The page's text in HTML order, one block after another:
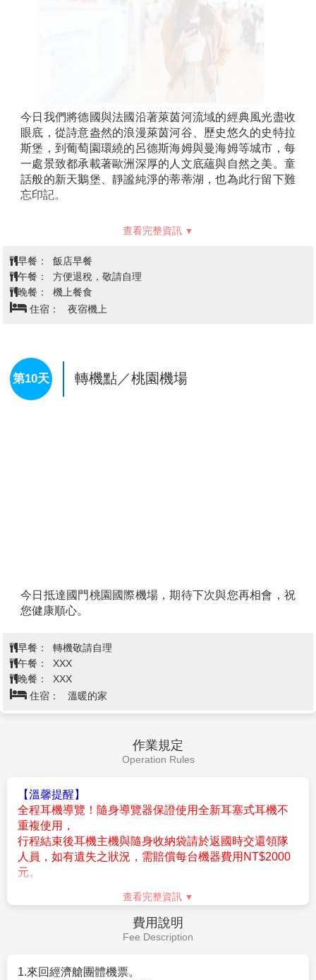
今日我們將德國與法國沿著萊茵河流域的經典風光盡收
眼底，從詩意盎然的浪漫萊茵河谷、歷史悠久的史特拉
斯堡，到葡萄園環繞的呂德斯海姆與曼海姆等城市，每
一處景致都承載著歐洲深厚的人文底蘊與自然之美。童
話般的新天鵝堡、靜謐純淨的蒂蒂湖，也為此行留下難
忘印記。
懷著滿滿的感動與收穫，我們將優雅地向這片優雅迷人
乘班機飛往轉機點，結束這段充滿詩意與文化深度的旅
程。
查看完整資訊
早餐：
飯店早餐
午餐：
方便退稅，敬請自理
晚餐：
機上餐食
住宿：
夜宿機上
第10天 轉機點／桃園機場
今日抵達國門桃園國際機場，期待下次與您再相會，祝
您健康順心。
早餐：
轉機敬請自理
午餐：
XXX
晚餐：
XXX
住宿：
溫暖的家
作業規定
Operation Rules
【溫馨提醒】
全程耳機導覽！隨身導覽器保證使用全新耳塞式耳機不
重複使用，
行程結束後耳機主機與隨身收納袋請於返國時交還領隊
人員，如有遺失之狀況，需賠償每台機器費用NT$2000
元。
1.團體16人成團，並派遣合格領隊隨團服務。
3.歐洲申根免簽。(於大陸轉機,請自行備妥~效期內台胞
5.航空公司規定，團體機票(含燃油附加稅)一經開票後，
查看完整資訊
費用說明
Fee Description
1.來回經濟艙團體機票。